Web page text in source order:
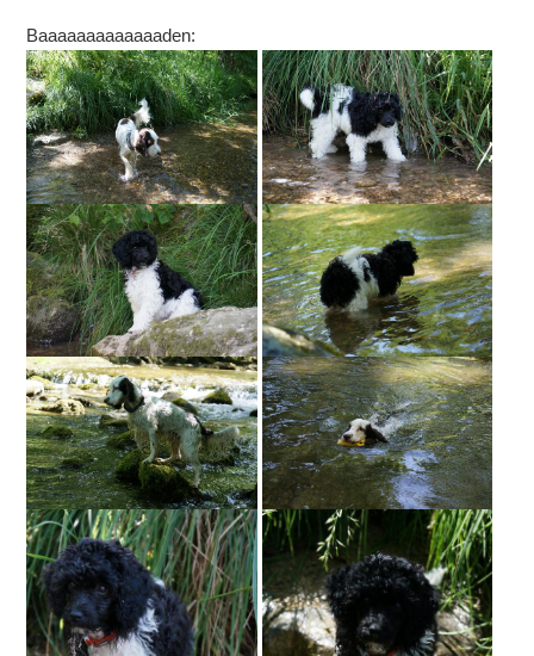
Baaaaaaaaaaaaaden: